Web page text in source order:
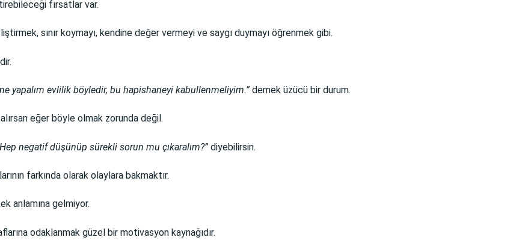
fırsatlar var.
sınır koymayı, kendine değer vermeyi ve saygı duymayı öğrenmek gibi.
yapalım evlilik böyledir, bu hapishaneyi kabullenmeliyim.” demek üzücü bir durum.
eğer böyle olmak zorunda değil.
negatif düşünüp sürekli sorun mu çıkaralım?” diyebilirsin.
farkında olarak olaylara bakmaktır.
anlamına gelmiyor.
odaklanmak güzel bir motivasyon kaynağıdır.